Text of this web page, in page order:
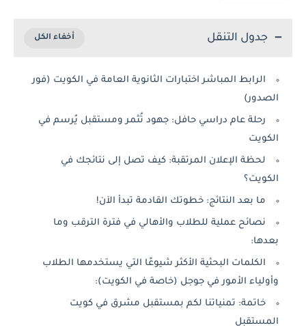
جدول التنقل
الرابط المباشر اختبارات الثانوية العامة في الكويت (فور
الصدور)
رحلة عام دراسي حافل: جهود تُثمر ومستقبل يُرسم في
الكويت
لحظة الإعلان المرتقبة: كيف تصل إلى نتائجك في
الكويت؟
ما بعد النتائج: خطوتك القادمة تبدأ الآن!
نصائح عملية للطلاب والأهالي في فترة الترقب وما
بعدها:
الكلمات البحثية الأكثر شيوعًا التي يستخدمها الطلاب
وأولياء الأمور في جوجل (خاصة في الكويت):
خاتمة: تمنياتنا لكم بمستقبل مشرق في كويت
المستقبل